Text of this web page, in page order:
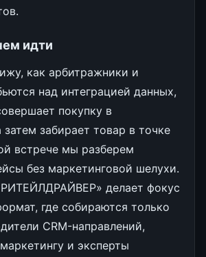
идти
как арбитражники и
над интеграцией данных,
покупку в
забирает товар в точке
встрече мы разберем
без маркетинговой шелухи.
делает фокус
где собираются только
CRM-направлений,
и эксперты